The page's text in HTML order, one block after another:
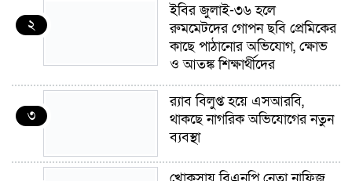
২
ইবির জুলাই-৩৬ হলে
রুমমেটদের গোপন ছবি প্রেমিকের
কাছে পাঠানোর অভিযোগ, ক্ষোভ
ও আতঙ্ক শিক্ষার্থীদের
৩
র‍্যাব বিলুপ্ত হয়ে এসআরবি,
থাকছে নাগরিক অভিযোগের নতুন
ব্যবস্থা